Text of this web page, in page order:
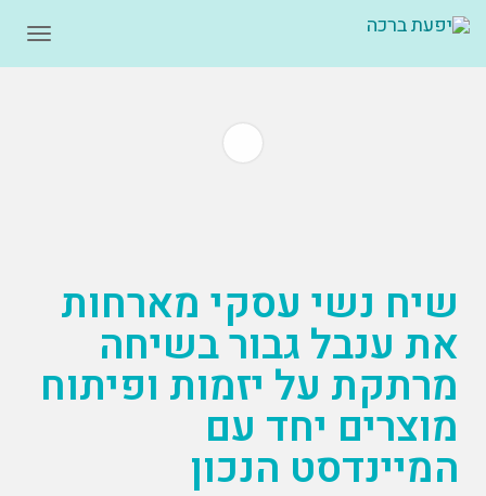
שיח נשי עסקי מארחות
את ענבל גבור בשיחה
מרתקת על יזמות ופיתוח
מוצרים יחד עם
המיינדסט הנכון